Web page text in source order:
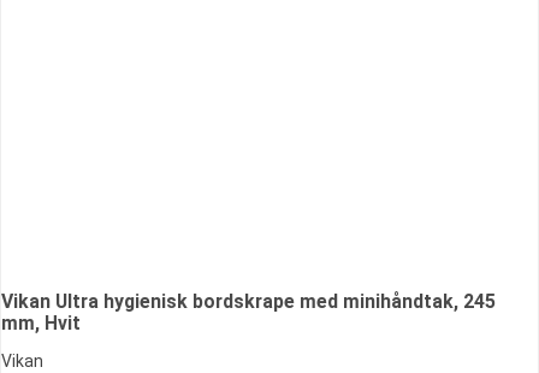
Vikan Ultra hygienisk bordskrape med minihåndtak, 245
mm, Hvit
Vikan